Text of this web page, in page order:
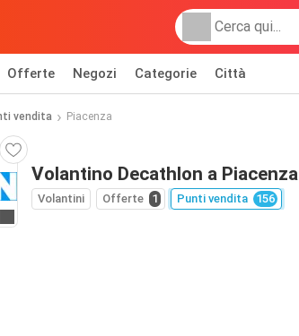
Offerte Negozi Categorie Città
vendita Piacenza
Volantino Decathlon a Piacenza
Volantini Offerte 1 Punti vendita 156